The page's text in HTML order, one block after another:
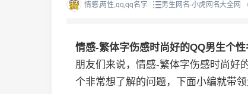
情感,两性,qq,qq名字 男生网名-小虎网名大全网
情感-繁体字伤感时尚好的QQ男生个
朋友们来说，情感-繁体字伤感时尚好
个非常想了解的问题，下面小编就带领